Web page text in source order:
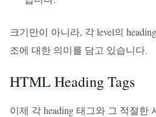
크기만이 아니라, 각 level의
조에 대한 의미를 담고 있습니다.
HTML Heading Tags
이제 각 heading 태그와 그 적절한